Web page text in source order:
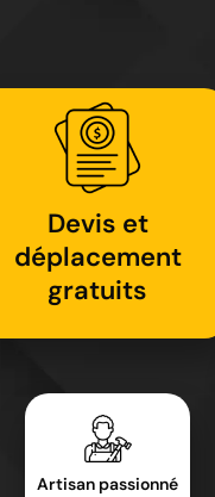
Devis et
déplacement
gratuits
Artisan passionné